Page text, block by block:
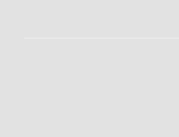
شدن، درد به صورت تیر
غدد لنفاوی است.
زیر دسته